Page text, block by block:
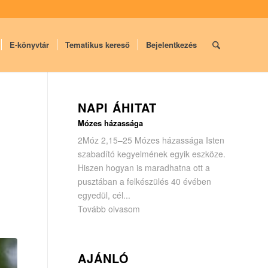
E-könyvtár Tematikus kereső Bejelentkezés
NAPI ÁHITAT
Mózes házassága
2Móz 2,15–25 Mózes házassága Isten
szabadító kegyelmének egyik eszköze.
Hiszen hogyan is maradhatna ott a
pusztában a felkészülés 40 évében
egyedül, cél...
Tovább olvasom
AJÁNLÓ